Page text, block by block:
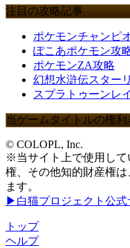
注目の攻略記事
ポケモンチャンピ
ぽこあポケモン攻
ポケモンZA攻略
幻想水滸伝スター
スプラトゥーンレ
当ゲームタイトルの権利
© COLOPL, Inc.
※当サイト上で使用して
権、その他知的財産権
ます。
▶白猫プロジェクト公式
トップ
ヘルプ